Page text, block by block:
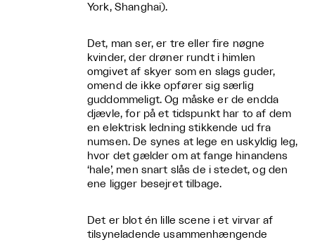
York, Shanghai).
Det, man ser, er tre eller fire nøgne
kvinder, der drøner rundt i himlen
omgivet af skyer som en slags guder,
omend de ikke opfører sig særlig
guddommeligt. Og måske er de endda
djævle, for på et tidspunkt har to af dem
en elektrisk ledning stikkende ud fra
numsen. De synes at lege en uskyldig leg,
hvor det gælder om at fange hinandens
‘hale’, men snart slås de i stedet, og den
ene ligger besejret tilbage.
Det er blot én lille scene i et virvar af
tilsyneladende usammenhængende